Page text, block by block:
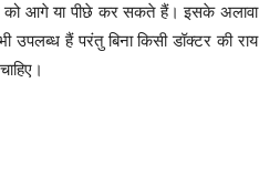
आगे या पीछे कर सकते हैं। इसके अलावा
हैं परंतु बिना किसी डॉक्टर की राय